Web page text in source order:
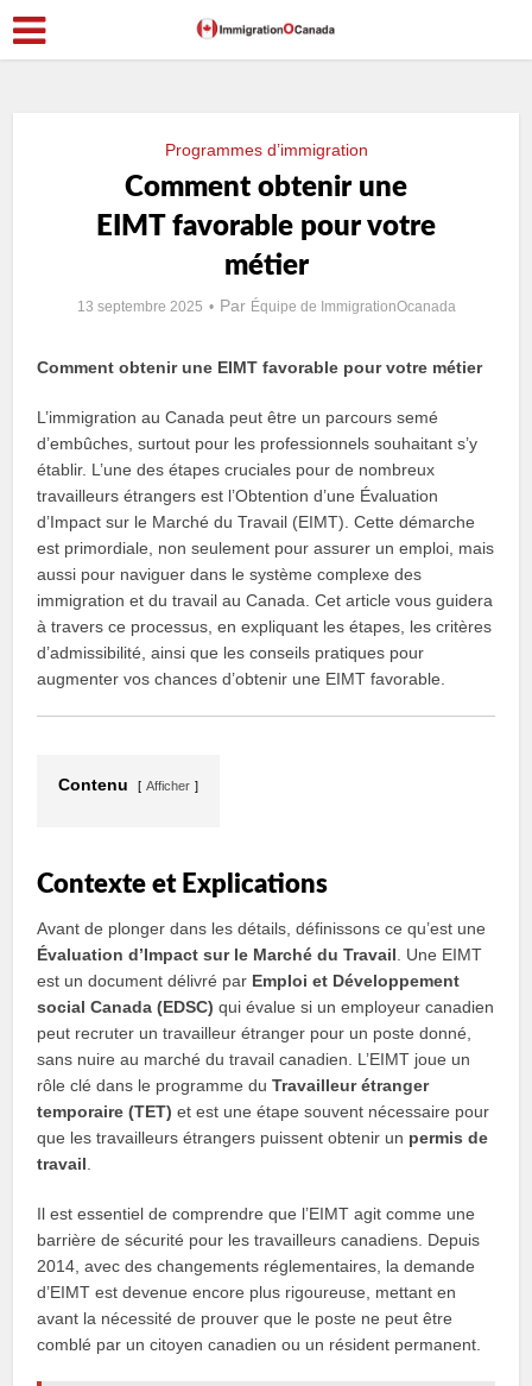
Programmes d’immigration
Comment obtenir une
EIMT favorable pour votre
métier
13 septembre 2025 Par Équipe de ImmigrationOcanada
Comment obtenir une EIMT favorable pour votre métier
L’immigration au Canada peut être un parcours semé
d’embûches, surtout pour les professionnels souhaitant s’y
établir. L’une des étapes cruciales pour de nombreux
travailleurs étrangers est l’Obtention d’une Évaluation
d’Impact sur le Marché du Travail (EIMT). Cette démarche
est primordiale, non seulement pour assurer un emploi, mais
aussi pour naviguer dans le système complexe des
immigration et du travail au Canada. Cet article vous guidera
à travers ce processus, en expliquant les étapes, les critères
d’admissibilité, ainsi que les conseils pratiques pour
augmenter vos chances d’obtenir une EIMT favorable.
Contenu Afficher
Contexte et Explications
Avant de plonger dans les détails, définissons ce qu’est une
Évaluation d’Impact sur le Marché du Travail . Une EIMT
est un document délivré par Emploi et Développement
social Canada (EDSC) qui évalue si un employeur canadien
peut recruter un travailleur étranger pour un poste donné,
sans nuire au marché du travail canadien. L’EIMT joue un
rôle clé dans le programme duTravailleur étranger
temporaire (TET) et est une étape souvent nécessaire pour
que les travailleurs étrangers puissent obtenir un permis de
travail
Il est essentiel de comprendre que l’EIMT agit comme une
barrière de sécurité pour les travailleurs canadiens. Depuis
2014, avec des changements réglementaires, la demande
d’EIMT est devenue encore plus rigoureuse, mettant en
avant la nécessité de prouver que le poste ne peut être
comblé par un citoyen canadien ou un résident permanent.